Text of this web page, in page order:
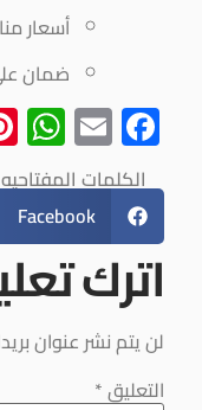
أسعار
ضمان
الكلمات
Facebook
اترك
لن يتم نشر عنوان
التعليق*